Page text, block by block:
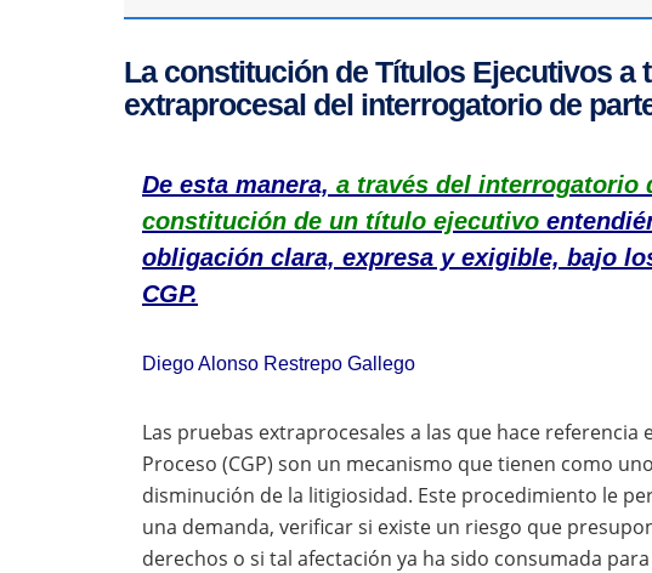
La constitución de Títulos Ejecutivos a
extraprocesal del interrogatorio de
De esta manera, a través del interrogatorio
constitución de un título ejecutivo
obligación clara, expresa y exigible, bajo
CGP.
Diego Alonso Restrepo Gallego
Las pruebas extraprocesales a las que hace referencia
Proceso (CGP) son un mecanismo que tienen como
disminución de la litigiosidad. Este procedimiento le
una demanda, verificar si existe un riesgo que
derechos o si tal afectación ya ha sido consumada